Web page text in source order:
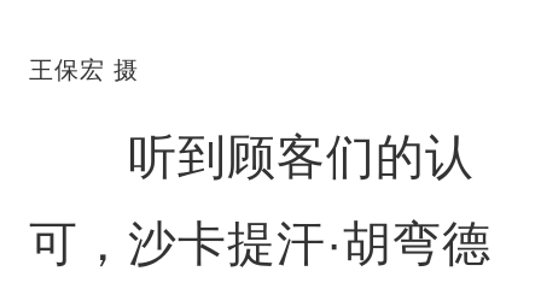
王保宏 摄
听到顾客们的认
可，沙卡提汗·胡弯德